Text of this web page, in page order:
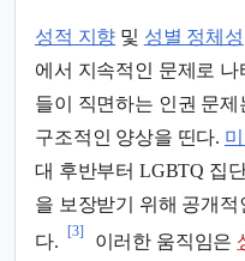
성적 지향 및 성별 정체성
에서 지속적인 문제로
들이 직면하는 인권 문
구조적인 양상을 띤다.
대 후반부터 LGBTQ 집
을 보장받기 위해 공개적
다.
[3]
이러한 움직임은